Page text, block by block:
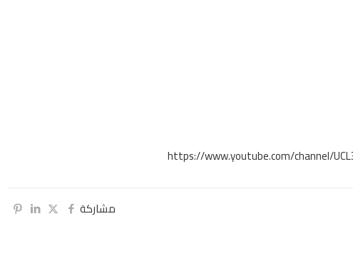
https://www.youtube.com/channel/
مشاركة